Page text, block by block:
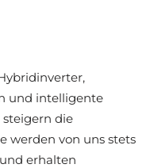
und intelligente
die
werden von uns stets
erhalten